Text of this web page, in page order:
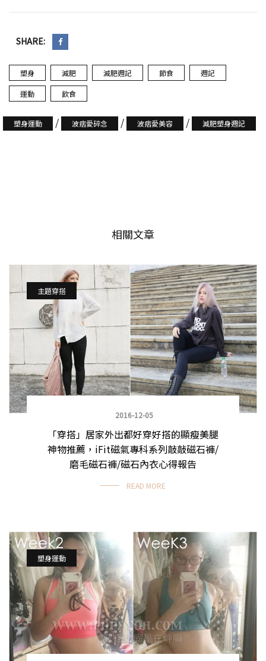
SHARE:
塑身 減肥 減肥週記 節食 週記
運動 飲食
塑身運動 / 波痞愛碎念 / 波痞愛美容 / 減肥塑身週記
相關文章
主題穿搭
2016-12-05
「穿搭」居家外出都好穿好搭的顯瘦美腿
神物推薦，iFit磁氣專科系列敲敲磁石褲/
磨毛磁石褲/磁石內衣心得報告
READ MORE
塑身運動